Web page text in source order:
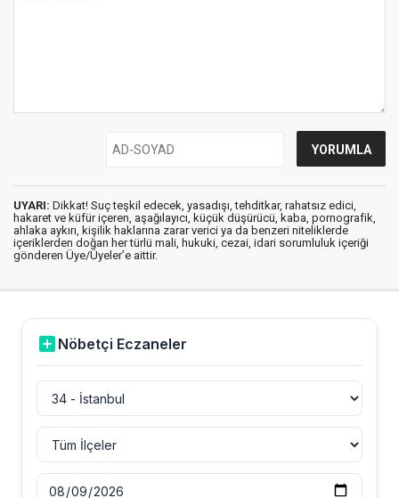
UYARI: Dikkat! Suç teşkil edecek, yasadışı, tehditkar, rahatsız edici,
hakaret ve küfür içeren, aşağılayıcı, küçük düşürücü, kaba, pornografik,
ahlaka aykırı, kişilik haklarına zarar verici ya da benzeri niteliklerde
içeriklerden doğan her türlü mali, hukuki, cezai, idari sorumluluk içeriği
gönderen Üye/Üyeler’e aittir.